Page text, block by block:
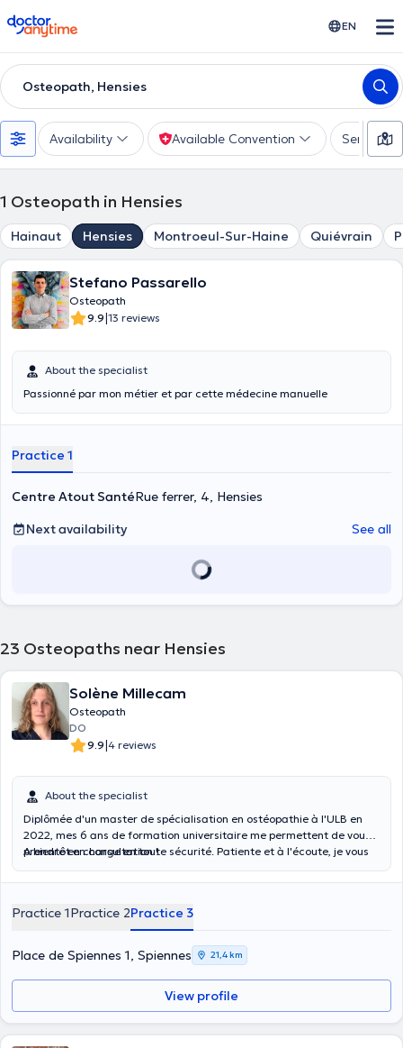
doctoranytime EN
Osteopath, Hensies
Availability Available Convention Services
1 Osteopath in Hensies
Hainaut Hensies Montroeul-Sur-Haine Quiévrain
Stefano Passarello
Osteopath
9.9|13 reviews
About the specialist
Passionné par mon métier et par cette médecine manuelle
Practice 1
Centre Atout SantéRue ferrer, 4, Hensies
Next availability
See all
23 Osteopaths near Hensies
Solène Millecam
Osteopath
DO
9.9|4 reviews
About the specialist
Diplômée d'un master de spécialisation en ostéopathie à l'ULB en
2022, mes 6 ans de formation universitaire me permettent de vous
prendre en charge en toute sécurité. Patiente et à l'écoute, je vous
musculosquelettiques et nerveuses périphériques. Je suis joignable
A bientôt en consultation !
Practice 1Practice 2Practice 3
Place de Spiennes 1, Spiennes 21,4 km
View profile